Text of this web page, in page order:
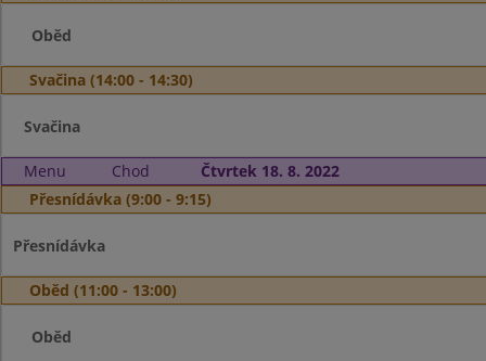
Oběd
Svačina (14:00 - 14:30)
Svačina
Menu Chod
Čtvrtek 18. 8. 2022
Přesnídávka (9:00 - 9:15)
Přesnídávka
Oběd (11:00 - 13:00)
Oběd